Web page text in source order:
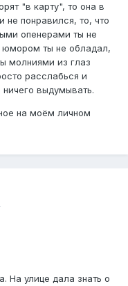
"в карту", то она в
не понравился, то, что
опенерами ты не
юмором ты не обладал,
молниями из глаз
расслабься и
выдумывать.
на моём личном
На улице дала знать о